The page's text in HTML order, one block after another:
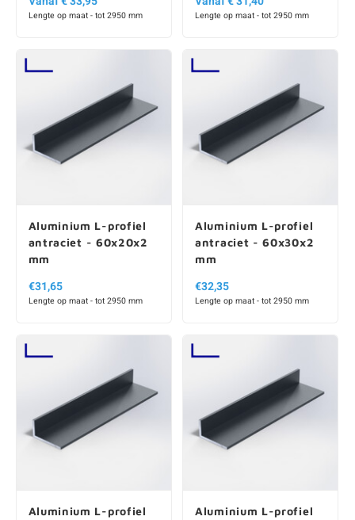
Lengte op maat - tot 2950 mm Lengte op maat - tot 2950 mm
Aluminium L-profiel
antraciet - 60x20x2
mm
€31,65
Lengte op maat - tot 2950 mm
Aluminium L-profiel
antraciet - 60x30x2
mm
€32,35
Lengte op maat - tot 2950 mm
Aluminium L-profiel
Aluminium L-profiel